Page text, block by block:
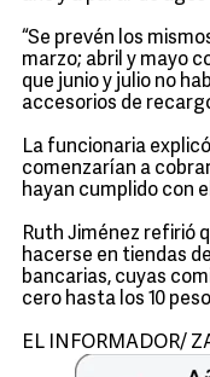
“Se prevén los
marzo; abril y mayo
que junio y julio no
accesorios de
La funcionaria
comenzarían a
hayan cumplido con
Ruth Jiménez refirió
hacerse en tiendas
bancarias, cuyas
cero hasta los 10
EL INFORMADOR/